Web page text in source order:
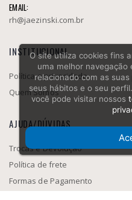
EMAIL:
rh@jaezinski.com.br
INSTITUCIONAL
Política e privacidade
Quem Somos
AJUDA/DÚVIDAS
Trocas e Devolução
Política de frete
Formas de Pagamento
O site utiliza cookies fins
uma melhor
relacionado com as
seus hábitos e o seu
você pode visitar nossos